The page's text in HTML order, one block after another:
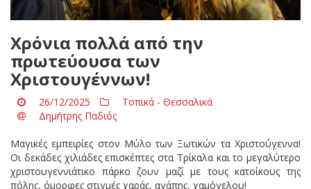
Χρόνια πολλά από την
πρωτεύουσα των
Χριστουγέννων!
26/12/2025
Τοπικά - Θεσσαλικά
Δημήτρης Παδιός
Μαγικές εμπειρίες στον Μύλο των Ξωτικών τα Χριστούγεννα!
Οι δεκάδες χιλιάδες επισκέπτες στα Τρίκαλα και το μεγαλύτερο
χριστουγεννιάτικο πάρκο ζουν μαζί με τους κατοίκους της
πόλης, όμορφες στιγμές χαράς, αγάπης, χαμόγελου!